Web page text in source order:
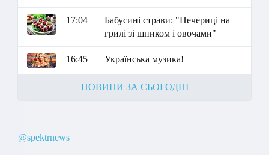
17:04
Бабусині страви: "Печериці на
грилі зі шпиком і овочами"
16:45 Українська музика!
НОВИНИ ЗА СЬОГОДНІ
@spektrnews